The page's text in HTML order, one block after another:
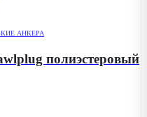
АНКЕРА
полиэстеровый